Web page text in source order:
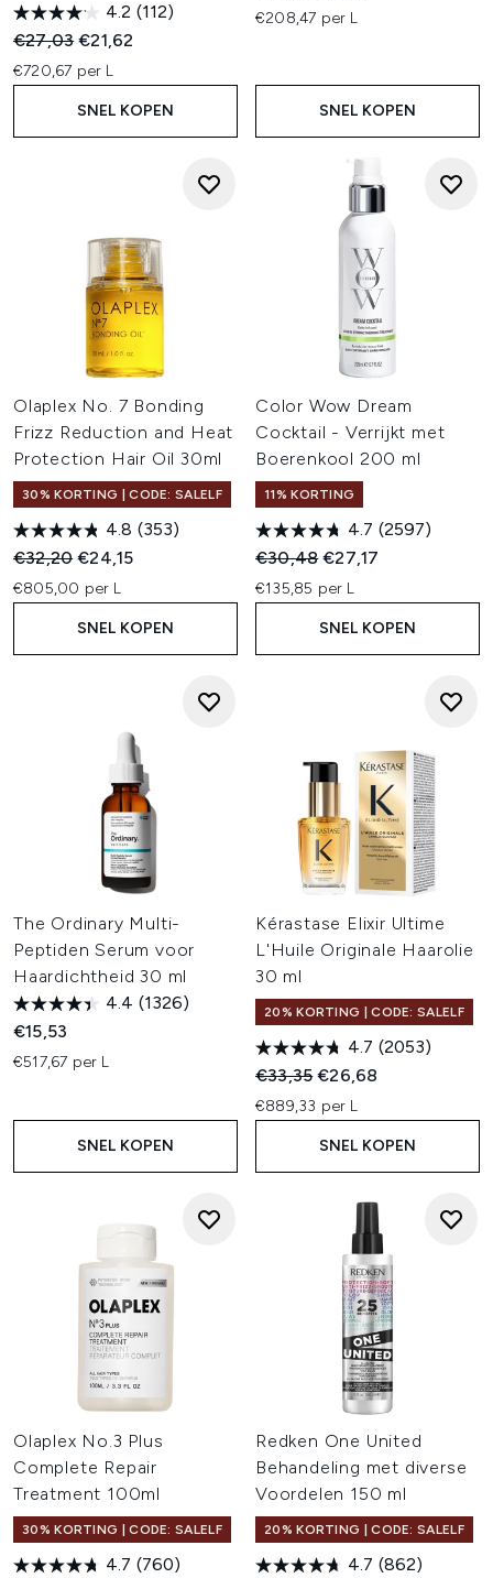
4.2 (112)
Recommended Retail Price:
€27,03Huidige prijs:
€21,62
€720,67 per L
SNEL KOPEN
€208,47 per L
SNEL KOPEN
Olaplex No. 7 Bonding
Frizz Reduction and Heat
Protection Hair Oil 30ml
30% KORTING | CODE: SALELF
4.8 (353)
Recommended Retail Price:
€32,20Huidige prijs:
€24,15
€805,00 per L
SNEL KOPEN
Color Wow Dream
Cocktail - Verrijkt met
Boerenkool 200 ml
11% KORTING
4.7 (2597)
Recommended Retail Price:
€30,48Huidige prijs:
€27,17
€135,85 per L
SNEL KOPEN
The Ordinary Multi-
Peptiden Serum voor
Haardichtheid 30 ml
4.4 (1326)
€15,53
€517,67 per L
SNEL KOPEN
Kérastase Elixir Ultime
L'Huile Originale Haarolie
30 ml
20% KORTING | CODE: SALELF
4.7 (2053)
Recommended Retail Price:
€33,35Huidige prijs:
€26,68
€889,33 per L
SNEL KOPEN
Olaplex No.3 Plus
Complete Repair
Treatment 100ml
30% KORTING | CODE: SALELF
4.7 (760)
Redken One United
Behandeling met diverse
Voordelen 150 ml
20% KORTING | CODE: SALELF
4.7 (862)